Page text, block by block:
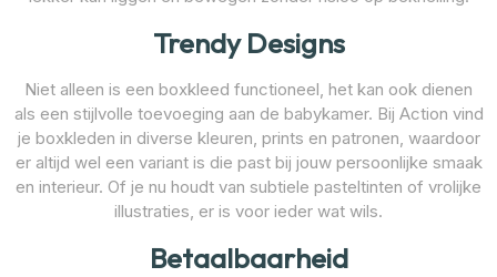
Trendy Designs
Niet alleen is een boxkleed functioneel, het kan ook dienen
als een stijlvolle toevoeging aan de babykamer. Bij Action vind
je boxkleden in diverse kleuren, prints en patronen, waardoor
er altijd wel een variant is die past bij jouw persoonlijke smaak
en interieur. Of je nu houdt van subtiele pasteltinten of vrolijke
illustraties, er is voor ieder wat wils.
Betaalbaarheid